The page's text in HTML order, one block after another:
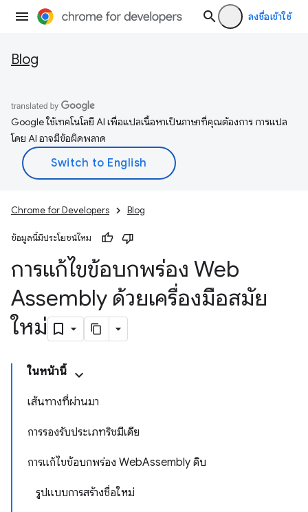
ลงชื่อเข้าใช้
Blog
Google ใช้เทคโนโลยี AI เพื่อแปลเนื้อหาเป็นภาษาที่คุณต้องการ การแปล
โดย AI อาจมีข้อผิดพลาด
Chrome for Developers Blog
ข้อมูลนี้มีประโยชน์ไหม
การแก้ไขข้อบกพร่อง Web
Assembly ด้วยเครื่องมือสมัย
ใหม่
ในหน้านี้
เส้นทางที่ผ่านมา
การรองรับประเภทริชมีเดีย
การแก้ไขข้อบกพร่อง WebAssembly ดิบ
รูปแบบการสร้างชื่อใหม่